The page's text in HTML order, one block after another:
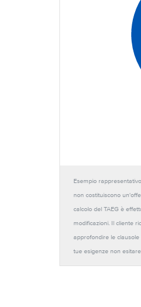
Esempio
non costituiscono
calcolo del TAEG è
modificazioni. Il cliente
approfondire le
tue esigenze non